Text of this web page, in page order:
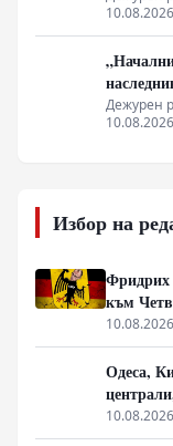
Дежурен
Избор на
Фридрих
към
Одеса,
Украйна